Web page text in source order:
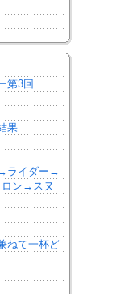
第3回
果
ライダー→
ロン→スヌ
ねて一杯ど